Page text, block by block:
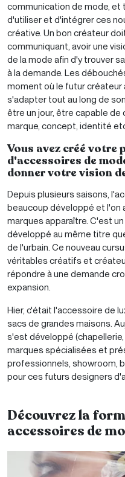
communication de mode,
d'utiliser et d'intégrer ces
créative. Un bon créateur
communiquant, avoir une
de la mode afin d'y trouver
à la demande. Les
moment où le futur créateur
s'adapter tout au long de
être un jour, être capable
marque, concept, identité
Vous avez créé votre
d'accessoires de
donner votre vision
Depuis plusieurs saisons,
beaucoup développé et l'on
marques apparaître. C'est
développé au même titre
de l'urbain. Ce nouveau
véritables créatifs et
répondre à une demande
expansion.
Hier, c'était l'accessoire de
sacs de grandes maisons.
s'est développé
marques spécialisées et
professionnels, showroom,
pour ces futurs designers
Découvrez la
accessoires de